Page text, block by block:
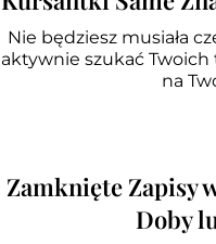
Nie będziesz musiała
aktywnie szukać
na
Zamknięte Zapisy
Doby